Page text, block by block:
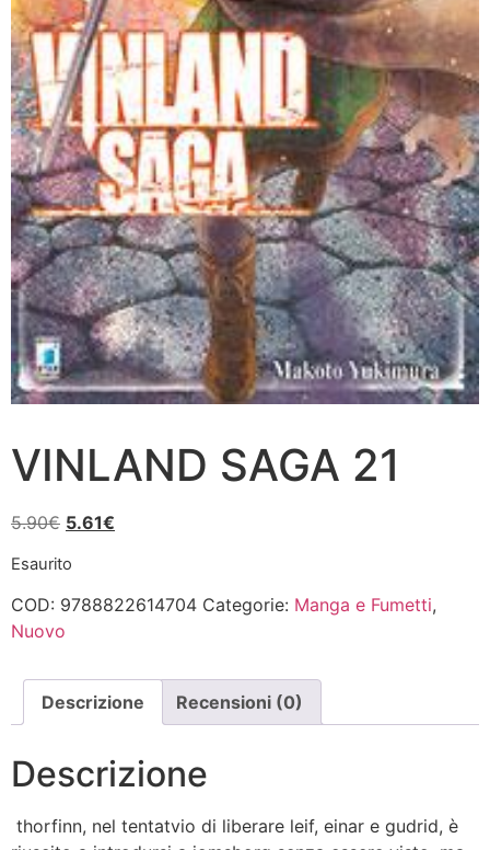
VINLAND SAGA 21
5.90€ Il
originale
era:
5.61€
è:
Esaurito
COD: 9788822614704 Categorie: Manga e Fumetti,
Nuovo
Descrizione Recensioni (0)
Descrizione
thorfinn, nel tentatvio di liberare leif, einar e gudrid, è